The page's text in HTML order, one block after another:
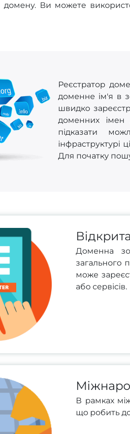
домену. Ви можете
Реєстратор
доменне ім'я в
швидко
доменних імен
підказати
інфраструктурі
Для початку
Доменна
загального
може
або сервісів.
В рамках
що робить